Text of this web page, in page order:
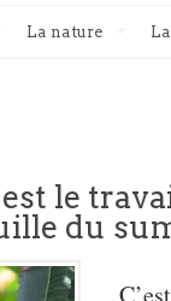
La nature
le
du